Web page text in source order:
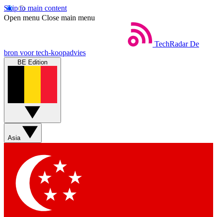
Skip to main content
Open menu Close main menu
TechRadar De
bron voor tech-koopadvies
BE Edition
Asia